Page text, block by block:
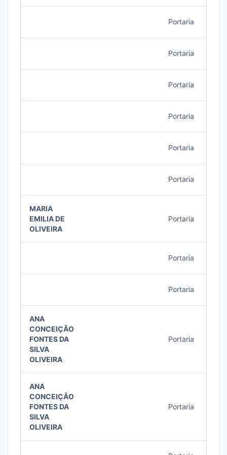
Portaria
Portaria
Portaria
Portaria
Portaria
Portaria
MARIA
EMILIA DE
OLIVEIRA
Portaria
Portaria
Portaria
ANA
CONCEIÇÃO
FONTES DA
SILVA
OLIVEIRA
Portaria
ANA
CONCEIÇÃO
FONTES DA
SILVA
OLIVEIRA
Portaria